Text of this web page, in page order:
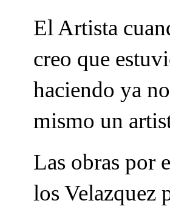
El Artista
creo que
haciendo ya
mismo un
Las obras por
los Velazquez